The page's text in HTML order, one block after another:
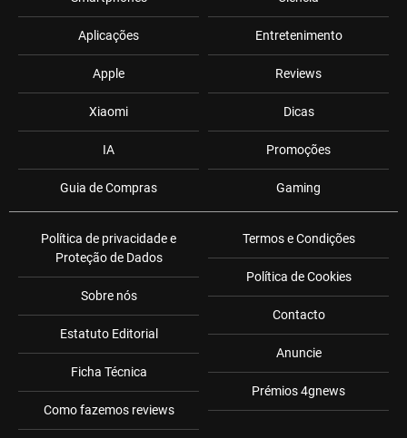
Aplicações
Apple
Xiaomi
IA
Guia de Compras
Entretenimento
Reviews
Dicas
Promoções
Gaming
Política de privacidade e
Proteção de Dados
Sobre nós
Estatuto Editorial
Ficha Técnica
Como fazemos reviews
Termos e Condições
Política de Cookies
Contacto
Anuncie
Prémios 4gnews